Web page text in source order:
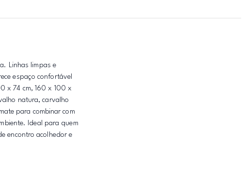
Linhas limpas e
espaço confortável
x 74 cm, 160 x 100 x
natura, carvalho
para combinar com
Ideal para quem
encontro acolhedor e